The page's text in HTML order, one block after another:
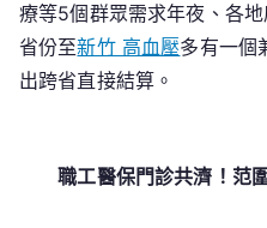
療等5個群眾需求年夜、各
省份至新竹 高血壓多有一個
出跨省直接結算。
職工醫保門診共濟！范